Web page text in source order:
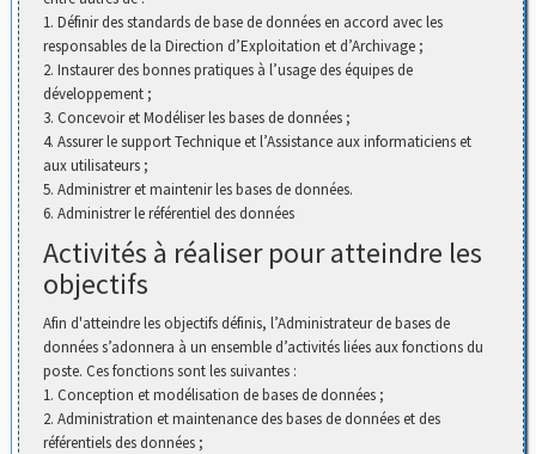
1. Définir des standards de base de données en accord avec les
responsables de la Direction d’Exploitation et d’Archivage ;
2. Instaurer des bonnes pratiques à l’usage des équipes de
développement ;
3. Concevoir et Modéliser les bases de données ;
4. Assurer le support Technique et l’Assistance aux informaticiens et
aux utilisateurs ;
5. Administrer et maintenir les bases de données.
6. Administrer le référentiel des données
Activités à réaliser pour atteindre les
objectifs
Afin d'atteindre les objectifs définis, l’Administrateur de bases de
données s’adonnera à un ensemble d’activités liées aux fonctions du
poste. Ces fonctions sont les suivantes :
1. Conception et modélisation de bases de données ;
2. Administration et maintenance des bases de données et des
référentiels des données ;